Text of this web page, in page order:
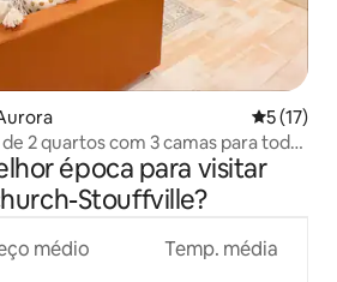
5 de uma
5 (17)
2 quartos com 3 camas para toda
época para visitar
Stouffville?
médio Temp. média